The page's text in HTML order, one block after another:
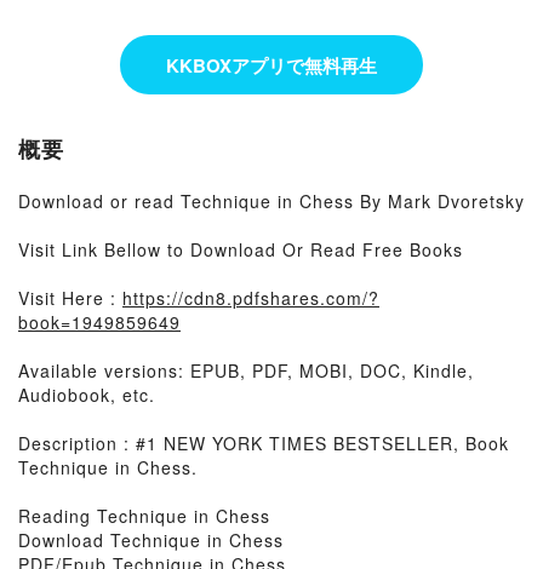
KKBOXアプリで無料再生
概要
Download or read Technique in Chess By Mark Dvoretsky
Visit Link Bellow to Download Or Read Free Books
Visit Here : https://cdn8.pdfshares.com/?
book=1949859649
Available versions: EPUB, PDF, MOBI, DOC, Kindle,
Audiobook, etc.
Description : #1 NEW YORK TIMES BESTSELLER, Book
Technique in Chess.
Reading Technique in Chess
Download Technique in Chess
PDF/Epub Technique in Chess